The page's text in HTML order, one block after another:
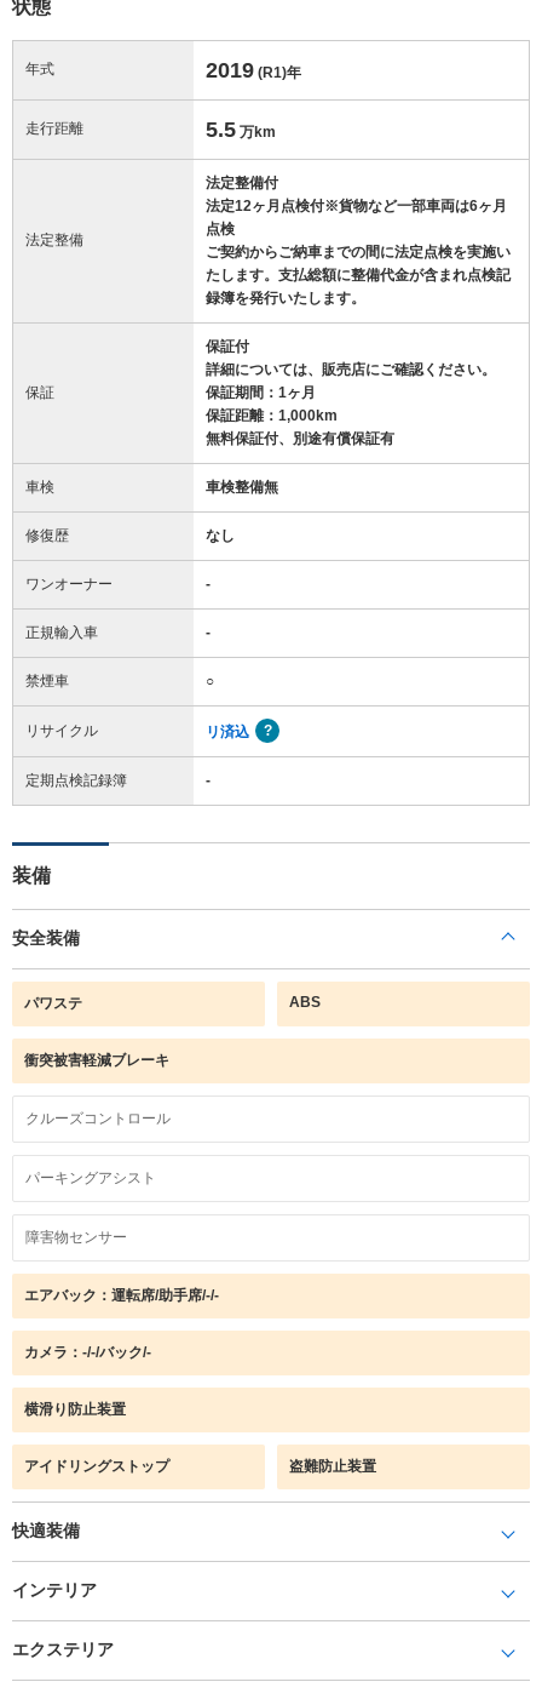
状態
年式 2019 (R1)年
走行距離 5.5 万km
法定整備
法定整備付
法定12ヶ月点検付※貨物など一部車両は6ヶ月
点検
ご契約からご納車までの間に法定点検を実施い
たします。支払総額に整備代金が含まれ点検記
録簿を発行いたします。
保証
保証付
詳細については、販売店にご確認ください。
保証期間：1ヶ月
保証距離：1,000km
無料保証付、別途有償保証有
車検 車検整備無
修復歴 なし
ワンオーナー -
正規輸入車 -
禁煙車 ○
リサイクル リ済込
定期点検記録簿 -
装備
安全装備
パワステ ABS
衝突被害軽減ブレーキ
クルーズコントロール
パーキングアシスト
障害物センサー
エアバック：運転席/助手席/-/-
カメラ：-/-/バック/-
横滑り防止装置
アイドリングストップ 盗難防止装置
快適装備
インテリア
エクステリア